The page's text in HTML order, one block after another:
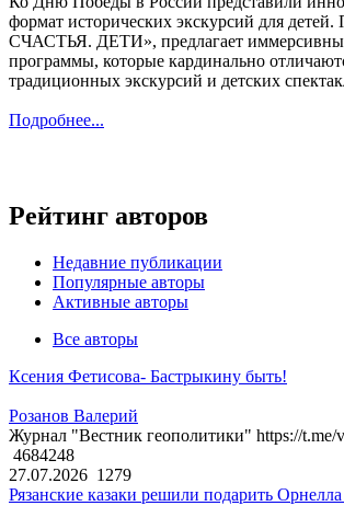
формат исторических экскурсий для
СЧАСТЬЯ. ДЕТИ», предлагает
программы, которые кардинально
традиционных экскурсий и детских
Подробнее...
Рейтинг авторов
Недавние публикации
Популярные авторы
Активные авторы
Все авторы
Ксения Фетисова- Бастрыкину быть!
Розанов Валерий
Журнал "Вестник геополитики" https://t.me/
4684248
27.07.2026 1279
Рязанские казаки решили подарить